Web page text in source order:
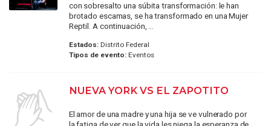
con sobresalto una súbita transformación: le han
brotado escamas, se ha transformado en una Mujer
Reptil. A continuación, ...
Estados:Distrito Federal
Tipos de evento:Eventos
NUEVA YORK VS EL ZAPOTITO
El amor de una madre y una hija se ve vulnerado por